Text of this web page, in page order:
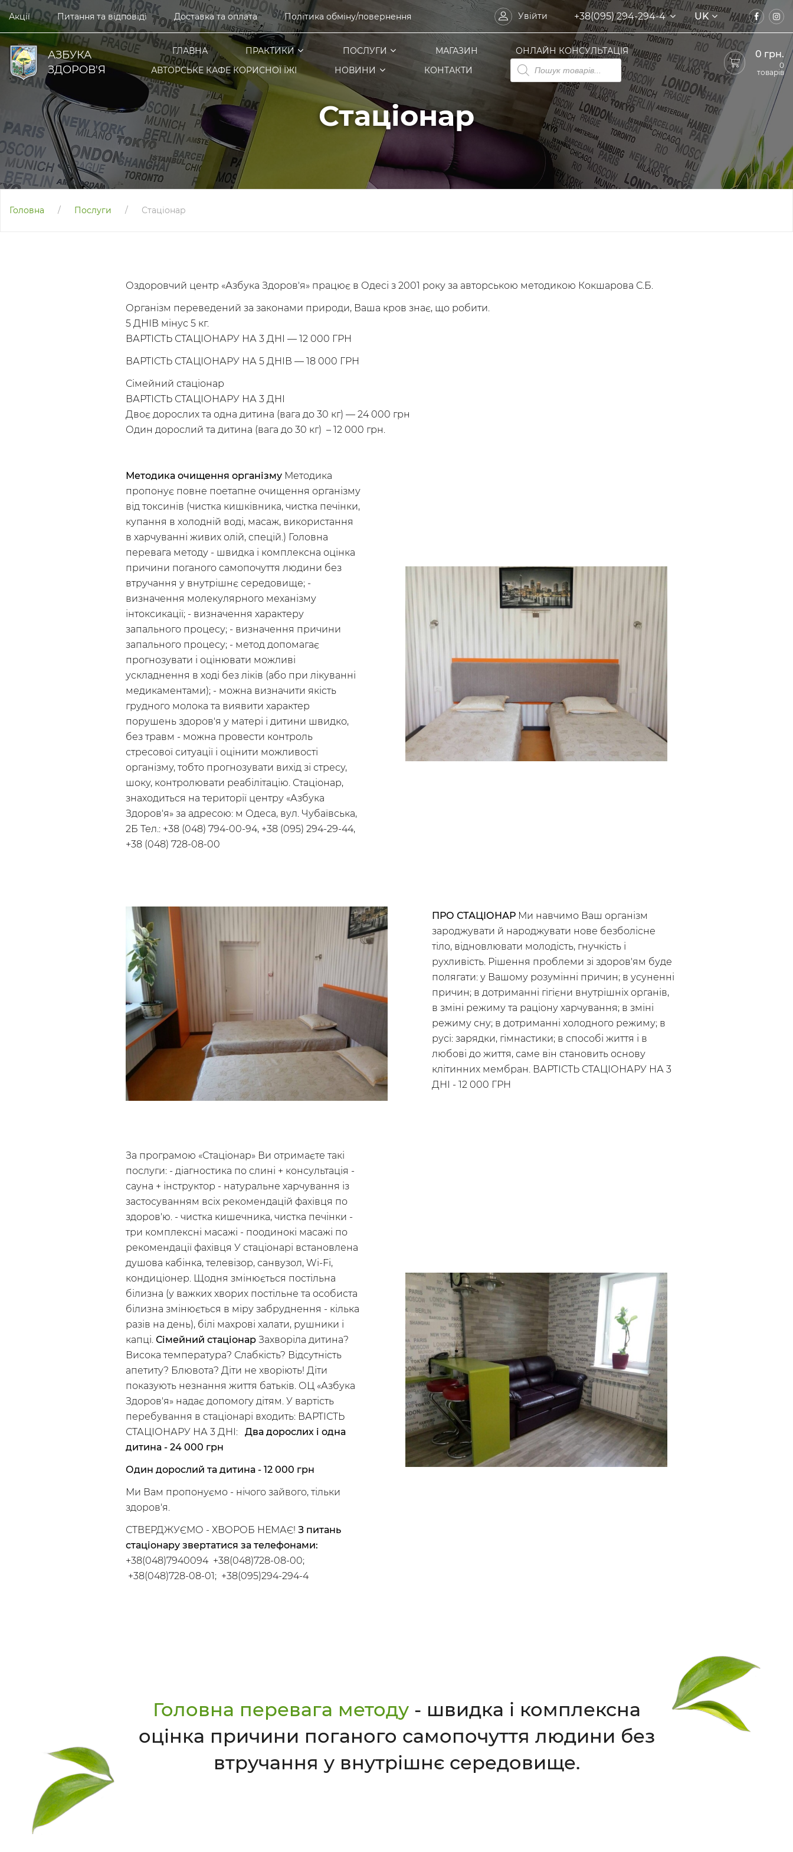
Акції Питання та відповіді Доставка та оплата Політика обміну/повернення Увійти +38(095) 294-294-4 UK
АЗБУКА
ЗДОРОВ'Я
ГЛАВНА ПРАКТИКИ ПОСЛУГИ МАГАЗИН
ОНЛАЙН КОНСУЛЬТАЦІЯ
АВТОРСЬКЕ КАФЕ КОРИСНОЇ ЇЖІ
НОВИНИ КОНТАКТИ
Products
search
0 грн.
0
товарів
Стаціонар
Головна / Послуги / Стаціонар
Оздоровчий центр «Азбука Здоров'я» працює в Одесі з 2001 року за авторською методикою Кокшарова С.Б.
Організм переведений за законами природи, Ваша кров знає, що робити.
5 ДНІВ мінус 5 кг.
ВАРТІСТЬ СТАЦІОНАРУ НА 3 ДНІ — 12 000 ГРН
ВАРТІСТЬ СТАЦІОНАРУ НА 5 ДНІВ — 18 000 ГРН
Сімейний стаціонар
ВАРТІСТЬ СТАЦІОНАРУ НА 3 ДНІ
Двоє дорослих та одна дитина (вага до 30 кг) — 24 000 грн
Один дорослий та дитина (вага до 30 кг) – 12 000 грн.
Методика очищення організму Методика
пропонує повне поетапне очищення організму
від токсинів (чистка кишківника, чистка печінки,
купання в холодній воді, масаж, використання
в харчуванні живих олій, спецій.) Головна
перевага методу - швидка і комплексна оцінка
причини поганого самопочуття людини без
втручання у внутрішнє середовище; -
визначення молекулярного механізму
інтоксикації; - визначення характеру
запального процесу; - визначення причини
запального процесу; - метод допомагає
прогнозувати і оцінювати можливі
ускладнення в ході без ліків (або при лікуванні
медикаментами); - можна визначити якість
грудного молока та виявити характер
порушень здоров'я у матері і дитини швидко,
без травм - можна провести контроль
стресової ситуації і оцінити можливості
організму, тобто прогнозувати вихід зі стресу,
шоку, контролювати реабілітацію. Стаціонар,
знаходиться на території центру «Азбука
Здоров'я» за адресою: м Одеса, вул. Чубаївська,
2Б Тел.: +38 (048) 794-00-94, +38 (095) 294-29-44,
+38 (048) 728-08-00
ПРО СТАЦІОНАР Ми навчимо Ваш організм
зароджувати й народжувати нове безболісне
тіло, відновлювати молодість, гнучкість і
рухливість. Рішення проблеми зі здоров'ям буде
полягати: у Вашому розумінні причин; в усуненні
причин; в дотриманні гігієни внутрішніх органів,
в зміні режиму та раціону харчування; в зміні
режиму сну; в дотриманні холодного режиму; в
русі: зарядки, гімнастики; в способі життя і в
любові до життя, саме він становить основу
клітинних мембран. ВАРТІСТЬ СТАЦІОНАРУ НА 3
ДНІ - 12 000 ГРН
За програмою «Стаціонар» Ви отримаєте такі
послуги: - діагностика по слині + консультація -
сауна + інструктор - натуральне харчування із
застосуванням всіх рекомендацій фахівця по
здоров'ю. - чистка кишечника, чистка печінки -
три комплексні масажі - поодинокі масажі по
рекомендації фахівця У стаціонарі встановлена ​​
душова кабінка, телевізор, санвузол, Wi-Fi,
кондиціонер. Щодня змінюється постільна
білизна (у важких хворих постільне та особиста
білизна змінюється в міру забруднення - кілька
разів на день), білі махрові халати, рушники і
капці. Сімейний стаціонар Захворіла дитина?
Висока температура? Слабкість? Відсутність
апетиту? Блювота? Діти не хворіють! Діти
показують незнання життя батьків. ОЦ «Азбука
Здоров'я» надає допомогу дітям. У вартість
перебування в стаціонарі входить: ВАРТІСТЬ
СТАЦІОНАРУ НА 3 ДНІ: Два дорослих і одна
дитина - 24 000 грн
Один дорослий та дитина - 12 000 грн
Ми Вам пропонуємо - нічого зайвого, тільки
здоров'я.
СТВЕРДЖУЄМО - ХВОРОБ НЕМАЄ! З питань
стаціонару звертатися за телефонами:
+38(048)7940094 +38(048)728-08-00;
+38(048)728-08-01; +38(095)294-294-4
Головна перевага методу- швидка і комплексна
оцінка причини поганого самопочуття людини без
втручання у внутрішнє середовище.